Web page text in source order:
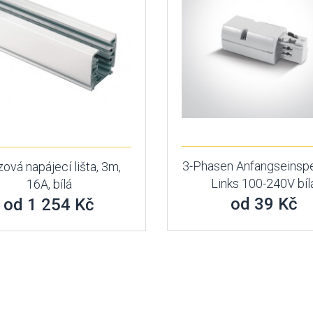
napájecí lišta, 3m,
16A, bílá
od 1 254 Kč
3-Phasen
Links 100-240V
od 39 Kč